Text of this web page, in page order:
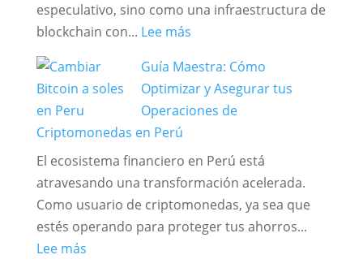
funciona?
especulativo, sino como una infraestructura de
blockchain con... Lee más:
(ADA)
en
Perú:
de
Gestión
y
Cambio
Guía Maestra: Cómo
Optimizar y Asegurar tus
Operaciones de
Criptomonedas en Perú
El ecosistema financiero en Perú está
atravesando una transformación acelerada.
Como usuario de criptomonedas, ya sea que
estés operando para proteger tus ahorros...
Lee más: